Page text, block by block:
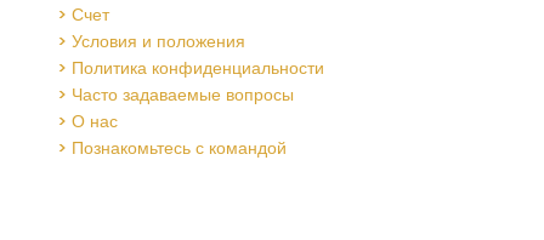
> Счет
> Условия и положения
> Политика конфиденциальности
> Часто задаваемые вопросы
> О нас
> Познакомьтесь с командой